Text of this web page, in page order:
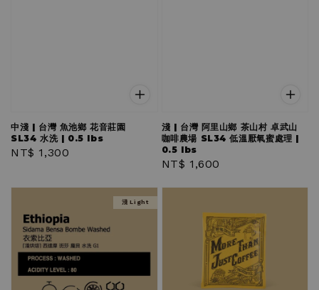
中淺 | 台灣 魚池鄉 花音莊園
SL34 水洗 | 0.5 lbs
Regular
NT$ 1,300
淺 | 台灣 阿里山鄉 茶山村 卓武山
咖啡農場 SL34 低溫厭氧蜜處理 |
0.5 lbs
Regular
NT$ 1,600
淺 Light